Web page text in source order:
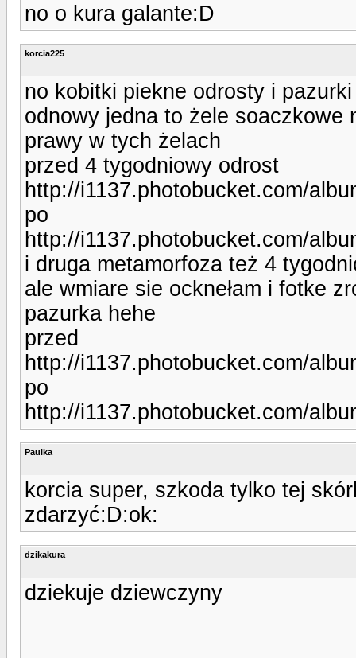
no o kura galante:D
korcia225
no kobitki piekne odrosty i
odnowy jedna to żele soaczkowe
prawy w tych żelach
przed 4 tygodniowy odrost
http://i1137.photobucket.com/
po
http://i1137.photobucket.com/
i druga metamorfoza też 4
ale wmiare sie ocknełam i fotke
pazurka hehe
przed
http://i1137.photobucket.com/
po
http://i1137.photobucket.com/
Paulka
korcia super, szkoda tylko tej
zdarzyć:D:ok:
dzikakura
dziekuje dziewczyny